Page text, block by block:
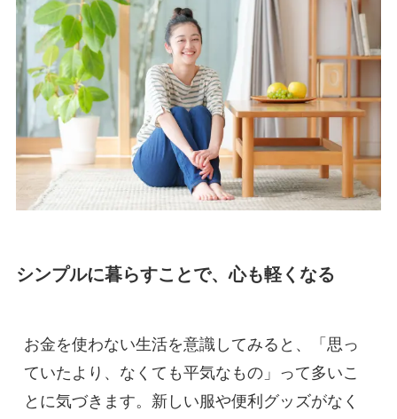
シンプルに暮らすことで、心も軽くなる
お金を使わない生活を意識してみると、「思っ
ていたより、なくても平気なもの」って多いこ
とに気づきます。新しい服や便利グッズがなく